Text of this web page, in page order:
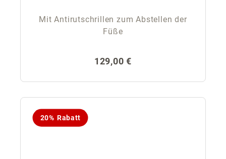
Mit Antirutschrillen zum Abstellen der
Füße
Regulärer Preis:
129,00 €
20% Rabatt